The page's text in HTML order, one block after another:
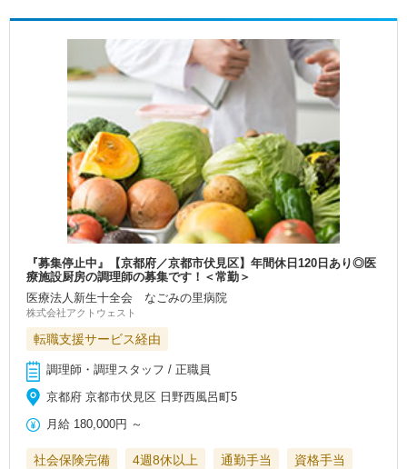
『募集停止中』【京都府／京都市伏見区】年間休日120日あり◎医
療施設厨房の調理師の募集です！＜常勤＞
医療法人新生十全会 なごみの里病院
株式会社アクトウェスト
転職支援サービス経由
調理師・調理スタッフ / 正職員
京都府 京都市伏見区 日野西風呂町5
月給 180,000円 ～
社会保険完備 4週8休以上 通勤手当 資格手当